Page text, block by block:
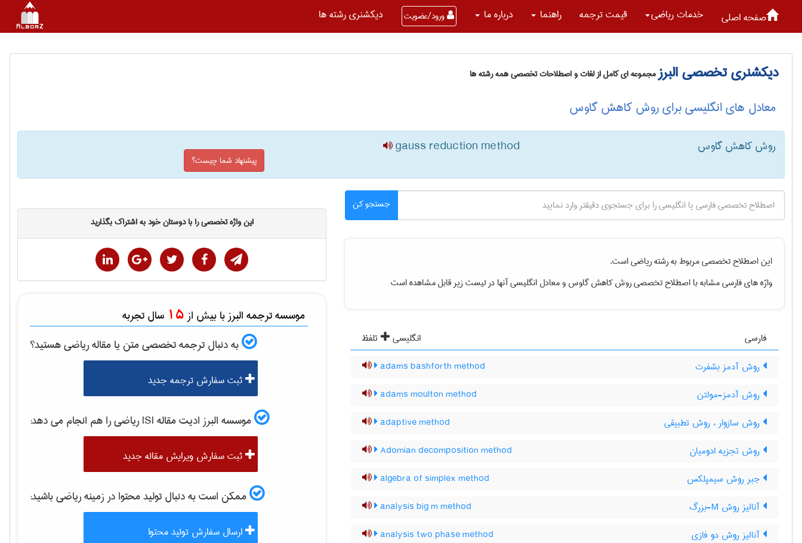
صفحه اصلی خدمات رياضی قیمت ترجمه راهنما درباره ما ورود/عضویت دیکشنری رشته ها
دیکشنری تخصصی البرزمجموعه ای کامل از لغات و اصطلاحات تخصصی همه رشته ها
معادل های انگلیسی برای روش کاهش گاوس
روش کاهش گاوس gauss reduction method
پیشنهاد شما چیست؟
جستجو کن
این اصطلاح تخصصی مربوط به رشتهرياضیاست.
واژه های فارسی مشابه با اصطلاح تخصصیروش کاهش گاوسو معادل انگلیسی آنها در لیست زیر قابل مشاهده است
فارسی انگلیسی
تلفظ
روش آدمز بشفرت
adams bashforth method
روش آدمز-مولتن adams moulton method
روش سازوار ، روش تطبیقی adaptive method
روش تجزیه ادومیان Adomian decomposition method
جبر روش سیمپلکس algebra of simplex method
آنالیز روش M-بزرگ analysis big m method
آنالیز روش دو فازی analysis two phase method
این واژه تخصصی را با دوستان خود به اشتراک بگذارید
موسسه ترجمه البرز با بیش از 15 سال تجربه
به دنبال ترجمه تخصصی متن یا مقالهرياضیهستید؟
ثبت سفارش ترجمه جدید
موسسه البرز ادیت مقاله ISI رياضیرا هم انجام می دهد:
ثبت سفارش ویرایش مقاله جدید
ممکن است به دنبال تولید محتوا در زمینهرياضیباشید:
ارسال سفارش تولید محتوا